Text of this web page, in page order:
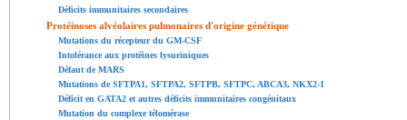
Déficits immunitaires secondaires
Protéinoses alvéolaires pulmonaires d'origine génétique
Mutations du récepteur du GM-CSF
Intolérance aux protéines lysuriniques
Défaut de MARS
Mutations de SFTPA1, SFTPA2, SFTPB, SFTPC, ABCA3, NKX2-1
Déficit en GATA2 et autres déficits immunitaires congénitaux
Mutation du complexe télomérase